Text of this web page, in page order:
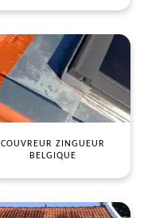
COUVREUR ZINGUEUR
BELGIQUE